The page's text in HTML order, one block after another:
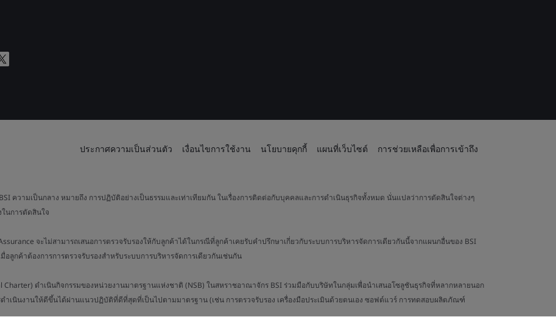
ประกาศความเป็นส่วนตัว เงื่อนไขการใช้งาน นโยบายคุกกี้ แผนที่เว็บไซต์ การช่วยเหลือเพื่อการเข้าถึง
ความเป็นกลาง หมายถึง การปฏิบัติอย่างเป็นธรรมและเท่าเทียมกัน ในเรื่องการติดต่อกับบุคคลและการดำเนินธุรกิจทั้งหมด นั่นแปลว่าการตัดสินใจต่างๆ
นการตัดสินใจ
จะไม่สามารถเสนอการตรวจรับรองให้กับลูกค้าได้ในกรณีที่ลูกค้าเคยรับคำปรึกษาเกี่ยวกับระบบการบริหารจัดการเดียวกันนี้จากแผนกอื่นของ BSI
ลูกค้าต้องการการตรวจรับรองสำหรับระบบการบริหารจัดการเดียวกันเช่นกัน
ดำเนินกิจกรรมของหน่วยงานมาตรฐานแห่งชาติ (NSB) ในสหราชอาณาจักร BSI ร่วมมือกับบริษัทในกลุ่มเพื่อนำเสนอโซลูชันธุรกิจที่หลากหลายนอก
ดำเนินงานให้ดีขึ้นได้ผ่านแนวปฏิบัติที่ดีที่สุดที่เป็นไปตามมาตรฐาน (เช่น การตรวจรับรอง เครื่องมือประเมินด้วยตนเอง ซอฟต์แวร์ การทดสอบผลิตภัณฑ์